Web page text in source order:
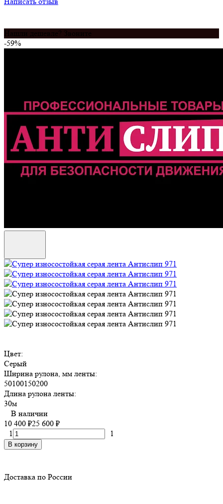
Нашли дешевле? Звоните
-59%
Цвет:
Серый
Ширина рулона, мм ленты:
50100150200
Длина рулона ленты:
30м
В наличии
10 400 ₽25 600 ₽
1
1
В корзину
Доставка по России